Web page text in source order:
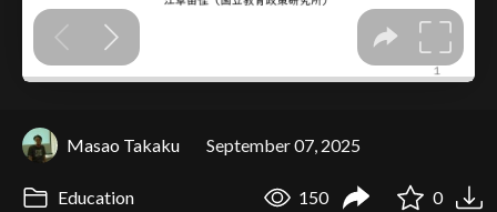
Masao Takaku September 07, 2025
Education 150 0